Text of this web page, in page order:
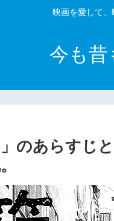
映画を愛して
今も
」のあらすじ